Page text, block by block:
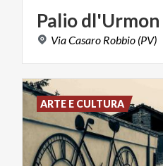
Paliodl'Urmon
ViaCasaro Robbio (PV)
ARTE E CULTURA